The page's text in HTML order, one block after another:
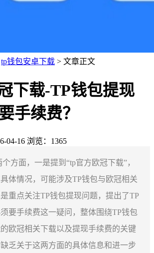
tp钱包安卓下载 > 文章正文
下载-TP钱包提现
手续费？
04-16 浏览：1365
方面，一是提到“tp官方欧冠下载”，
体情况，可能涉及TP钱包与欧冠相关
重点关注TP钱包提现问题，提出了TP
要手续费这一疑问，整体围绕TP钱包
欧冠相关下载以及提现手续费的关键
乏关于这两方面的具体信息和进一步